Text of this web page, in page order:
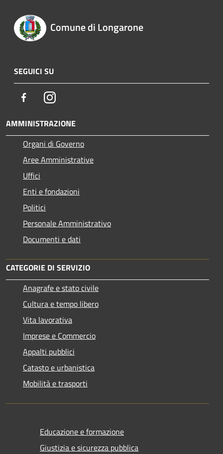
Comune di Longarone
SEGUICI SU
FacebookInstagram
AMMINISTRAZIONE
Organi di Governo
Aree Amministrative
Uffici
Enti e fondazioni
Politici
Personale Amministrativo
Documenti e dati
CATEGORIE DI SERVIZIO
Anagrafe e stato civile
Cultura e tempo libero
Vita lavorativa
Imprese e Commercio
Appalti pubblici
Catasto e urbanistica
Mobilità e trasporti
Educazione e formazione
Giustizia e sicurezza pubblica